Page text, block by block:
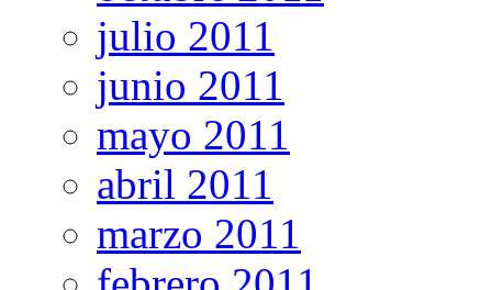
julio 2011
junio 2011
mayo 2011
abril 2011
marzo 2011